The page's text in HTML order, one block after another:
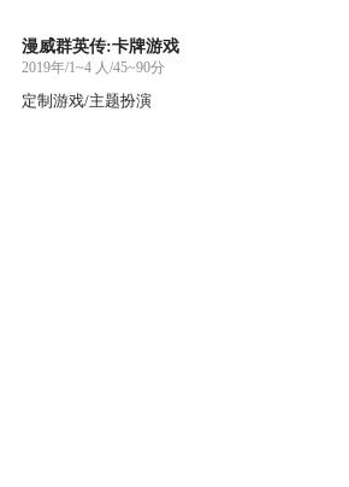
漫威群英传:卡牌游戏
2019年/1~4 人/45~90分
定制游戏/主题扮演